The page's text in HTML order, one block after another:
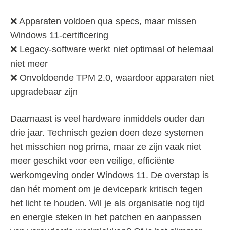
❌ Apparaten voldoen qua specs, maar missen
Windows 11-certificering
❌ Legacy-software werkt niet optimaal of helemaal
niet meer
❌ Onvoldoende TPM 2.0, waardoor apparaten niet
upgradebaar zijn
Daarnaast is veel hardware inmiddels ouder dan
drie jaar. Technisch gezien doen deze systemen
het misschien nog prima, maar ze zijn vaak niet
meer geschikt voor een veilige, efficiënte
werkomgeving onder Windows 11. De overstap is
dan hét moment om je devicepark kritisch tegen
het licht te houden. Wil je als organisatie nog tijd
en energie steken in het patchen en aanpassen